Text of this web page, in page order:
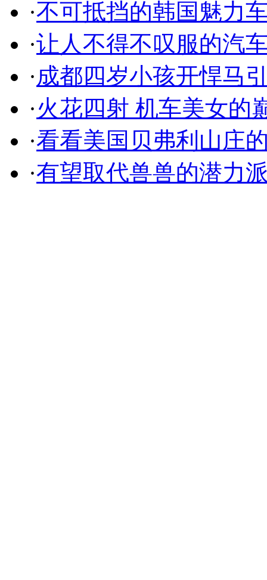
·不可抵挡的韩国魅力
·让人不得不叹服的汽
·成都四岁小孩开悍马
·火花四射 机车美女的
·看看美国贝弗利山庄
·有望取代兽兽的潜力